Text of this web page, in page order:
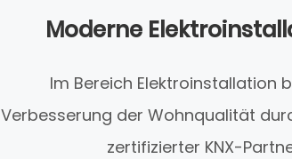
Moderne
Im Bereich Elektroinstallation
Verbesserung der Wohnqualität
zertifizierter KNX-